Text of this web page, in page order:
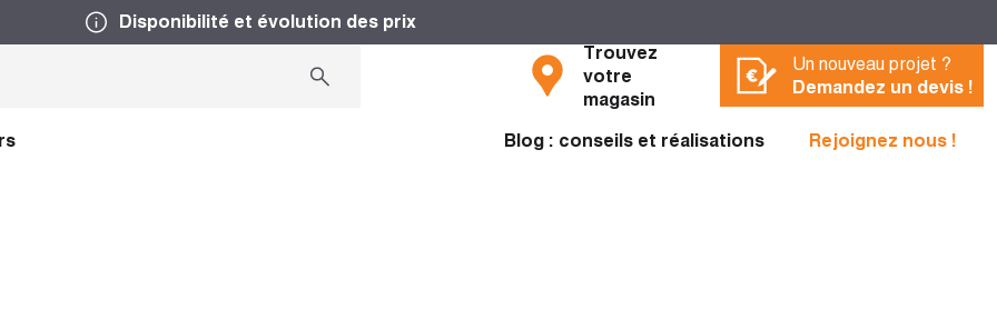
Disponibilité et évolution des prix
Trouvez
votre
magasin
Un nouveau projet ?
Demandez un devis !
Blog : conseils et réalisations Rejoignez nous !